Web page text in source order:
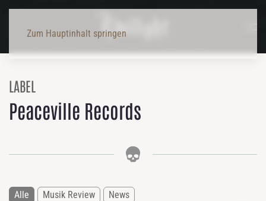
Zum Hauptinhalt springen
LABEL
Peaceville Records
Alle Musik Review News